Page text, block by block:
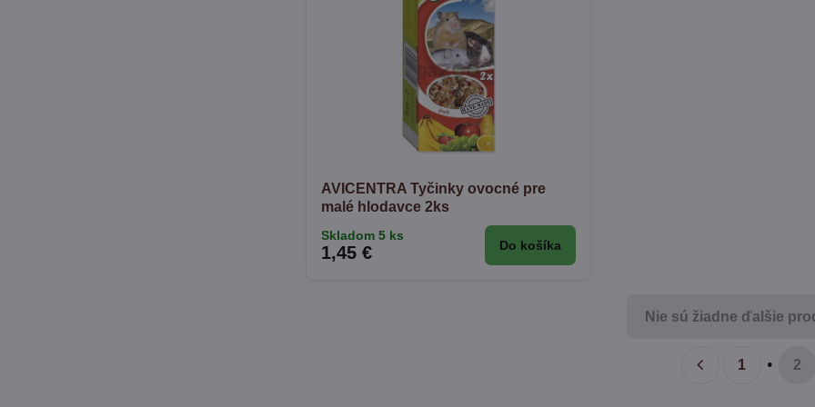
AVICENTRA Tyčinky ovocné pre
malé hlodavce 2ks
Skladom 5 ks
1,45 € Do košíka
Nie sú žiadne ďalšie
1 2